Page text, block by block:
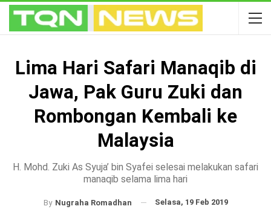
Lima Hari Safari Manaqib di
Jawa, Pak Guru Zuki dan
Rombongan Kembali ke
Malaysia
H. Mohd. Zuki As Syuja’ bin Syafei selesai melakukan safari
manaqib selama lima hari
By Nugraha Romadhan Selasa, 19 Feb 2019